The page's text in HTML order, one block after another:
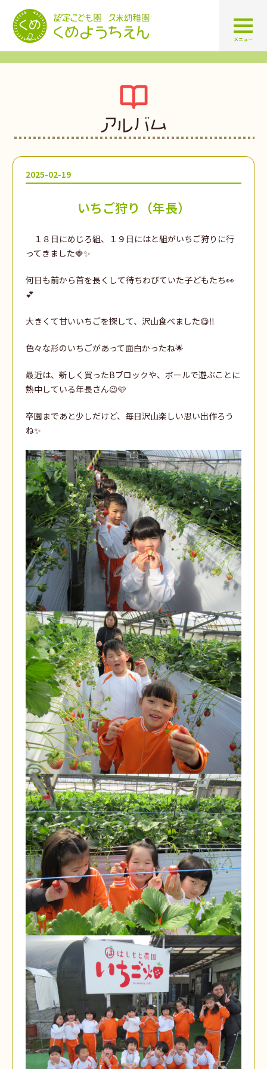
認定こども園 学校法人久米幼
メニュー
アルバム
2025-02-19
いちご狩り（年長）
１８日にめじろ組、１９日にはと組がいちご狩りに行
ってきました🍓✨
何日も前から首を長くして待ちわびていた子どもたち👀
💕
大きくて甘いいちごを探して、沢山食べました😋‼️
色々な形のいちごがあって面白かったね🌟
最近は、新しく買ったBブロックや、ボールで遊ぶことに
熱中している年長さん😉🩵
卒園まであと少しだけど、毎日沢山楽しい思い出作ろう
ね✨